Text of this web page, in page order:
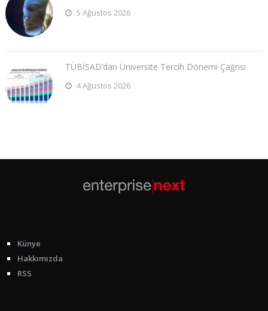
5 Ağustos 2026
TÜBİSAD’dan Üniversite Tercih Dönemi Çağrısı
4 Ağustos 2026
Künye
Hakkımızda
RSS